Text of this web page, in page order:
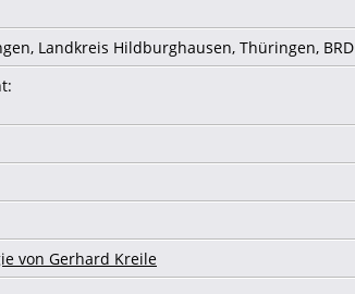
Landkreis Hildburghausen, Thüringen, BRD
von Gerhard Kreile